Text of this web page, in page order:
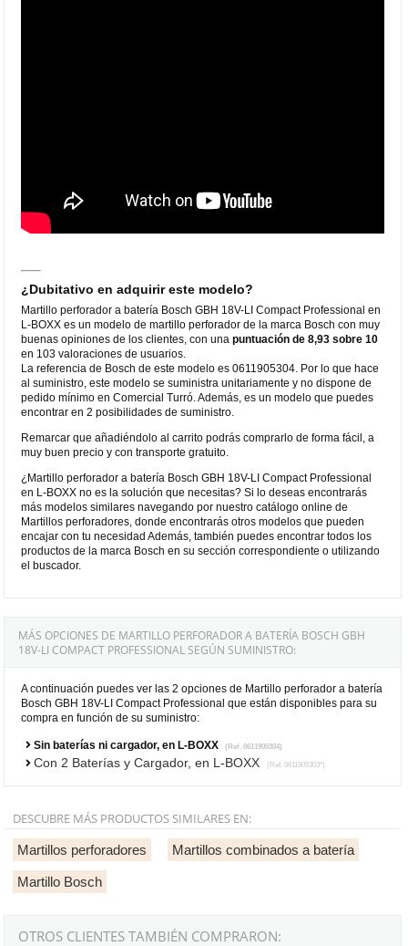
¿Dubitativo en adquirir este modelo?
Martillo perforador a batería Bosch GBH 18V-LI Compact Professional en
L-BOXX es un modelo de martillo perforador de la marca Bosch con muy
buenas opiniones de los clientes, con unapuntuación de 8,93 sobre 10
en 103 valoraciones de usuarios.
La referencia de Bosch de este modelo es 0611905304. Por lo que hace
al suministro, este modelo se suministra unitariamente y no dispone de
pedido mínimo en Comercial Turró. Además, es un modelo que puedes
encontrar en 2 posibilidades de suministro.
Remarcar que añadiéndolo al carrito podrás comprarlo de forma fácil, a
muy buen precio y con transporte gratuito.
¿Martillo perforador a batería Bosch GBH 18V-LI Compact Professional
en L-BOXX no es la solución que necesitas? Si lo deseas encontrarás
más modelos similares navegando por nuestro catálogo online de
Martillos perforadores, donde encontrarás otros modelos que pueden
encajar con tu necesidad Además, también puedes encontrar todos los
productos de la marca Bosch en su sección correspondiente o utilizando
el buscador.
MÁS OPCIONES DE MARTILLO PERFORADOR A BATERÍA BOSCH GBH
18V-LI COMPACT PROFESSIONAL SEGÚN SUMINISTRO:
A continuación puedes ver las 2 opciones de Martillo perforador a batería
Bosch GBH 18V-LI Compact Professional que están disponibles para su
compra en función de su suministro:
Sin baterías ni cargador, en L-BOXX (Ref. 0611905304)
Con 2 Baterías y Cargador, en L-BOXX (Ref. 0611905303*)
DESCUBRE MÁS PRODUCTOS SIMILARES EN:
Martillos perforadores Martillos combinados a batería
Martillo Bosch
OTROS CLIENTES TAMBIÉN COMPRARON: